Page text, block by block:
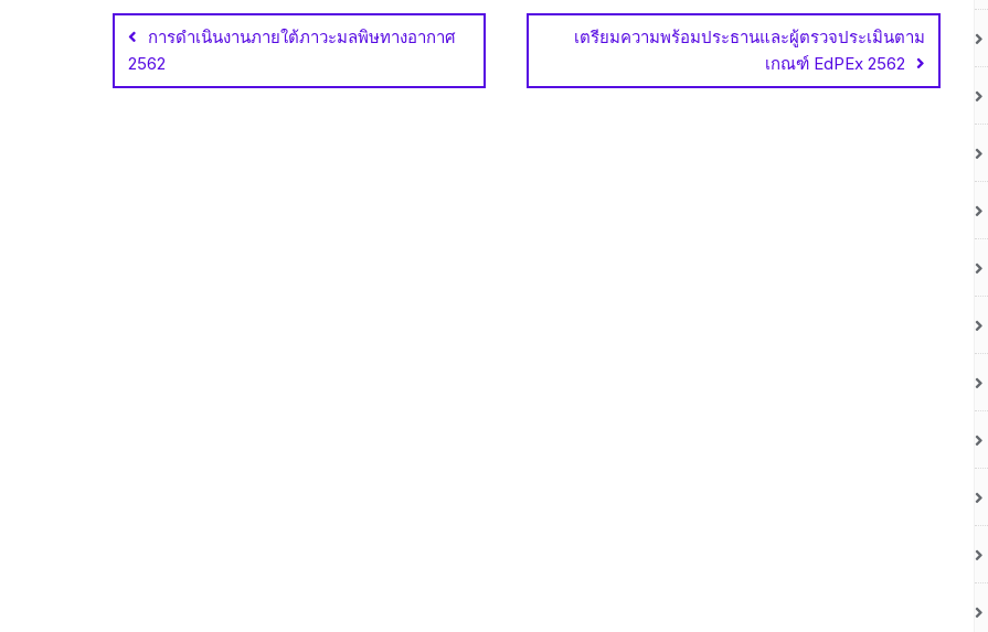
navigation
การดำเนินงานภายใต้ภาวะมลพิษทางอากาศ
2562
เตรียมความพร้อมประธานและผู้ตรวจประเมินตาม
เกณฑ์ EdPEx 2562